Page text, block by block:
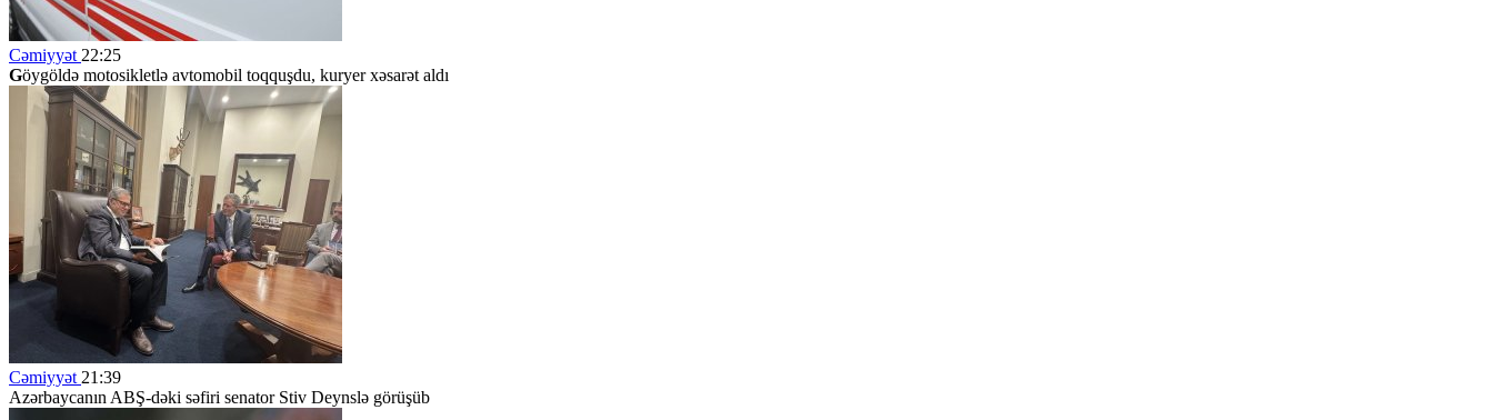
Cəmiyyət 22:25
Göygöldə motosikletlə avtomobil toqquşdu, kuryer xəsarət aldı
Cəmiyyət 21:39
Azərbaycanın ABŞ-dəki səfiri senator Stiv Deynslə görüşüb